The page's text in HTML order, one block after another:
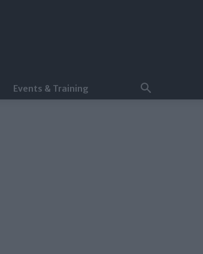
Events & Training